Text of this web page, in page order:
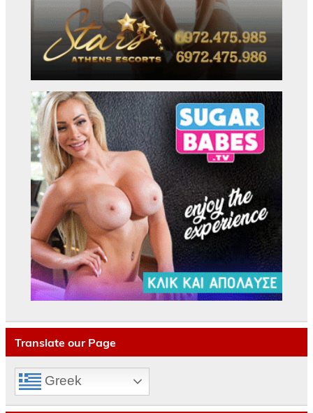
Translate our Page
Greek